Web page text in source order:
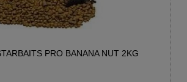
PRO BANANA NUT 2KG